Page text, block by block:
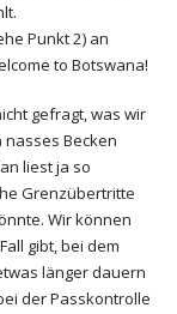
Punkt 2) an
to Botswana!
gefragt, was wir
Becken
liest ja so
Grenzübertritte
Wir können
gibt, bei dem
länger dauern
der Passkontrolle